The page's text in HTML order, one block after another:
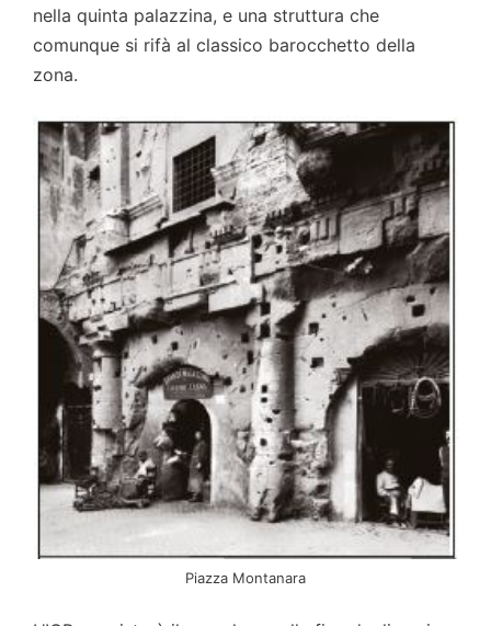
nella quinta palazzina, e una struttura che
comunque si rifà al classico barocchetto della
zona.
Piazza Montanara